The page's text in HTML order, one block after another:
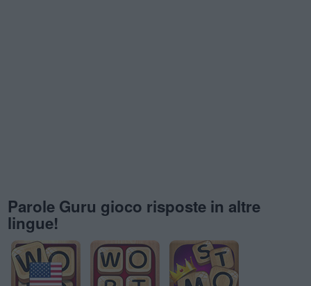
Parole Guru gioco risposte in altre
lingue!